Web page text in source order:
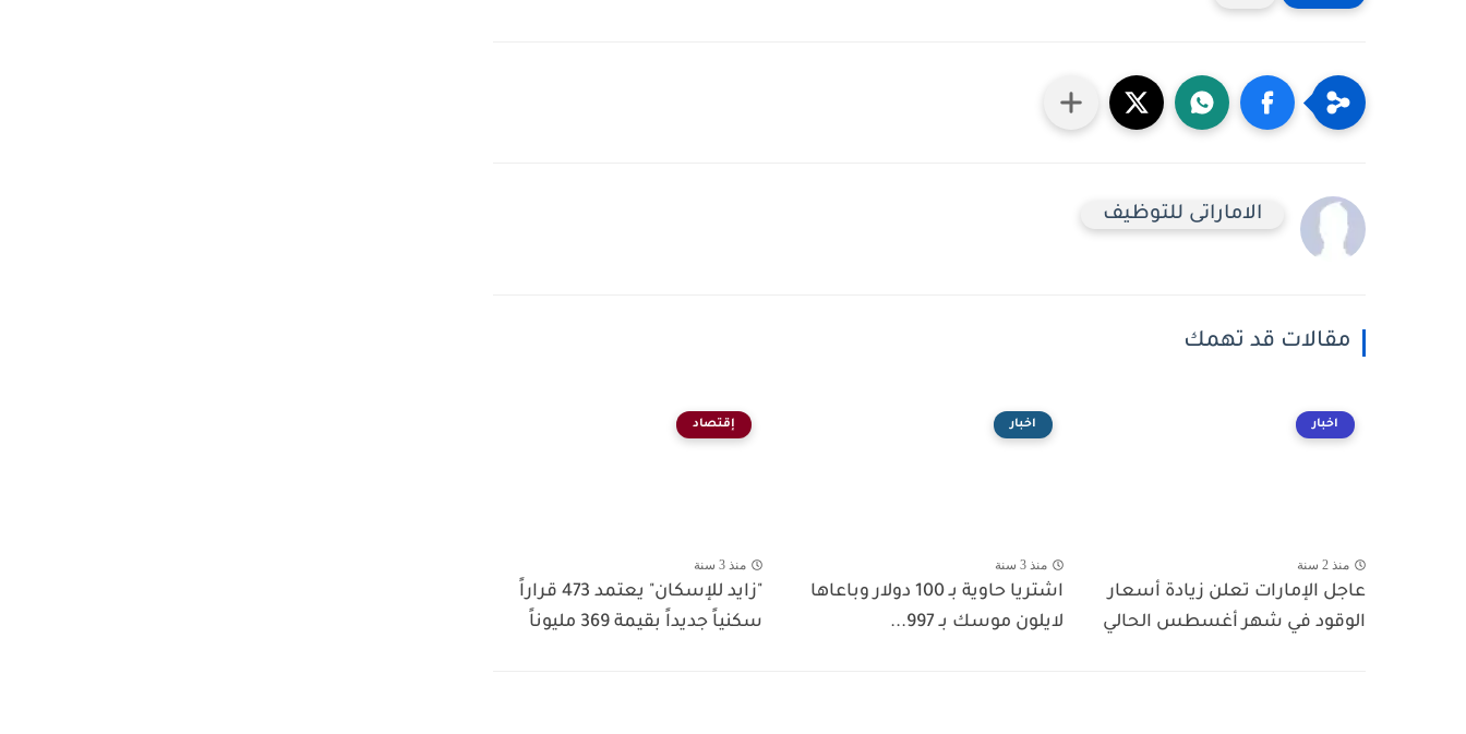
الاماراتى للتوظيف
مقالات قد تهمك
اخبار
منذ 2 سنة
عاجل الإمارات تعلن زيادة أسعار
الوقود في شهر أغسطس الحالي
اخبار
منذ 3 سنة
اشتريا حاوية بـ 100 دولار وباعاها
لايلون موسك بـ 997...
إقتصاد
منذ 3 سنة
"زايد للإسكان" يعتمد 473 قراراً
سكنياً جديداً بقيمة 369 مليوناً